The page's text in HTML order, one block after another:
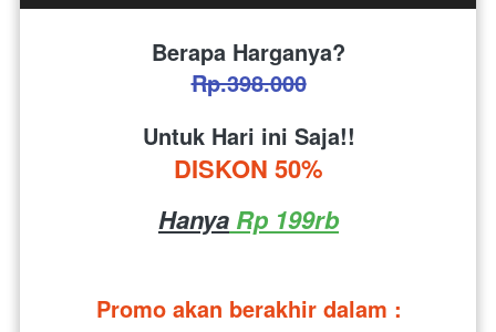
Berapa Harganya?
Rp.398.000
Untuk Hari ini Saja!!
DISKON 50%
Hanya Rp 199rb
Promo akan berakhir dalam :